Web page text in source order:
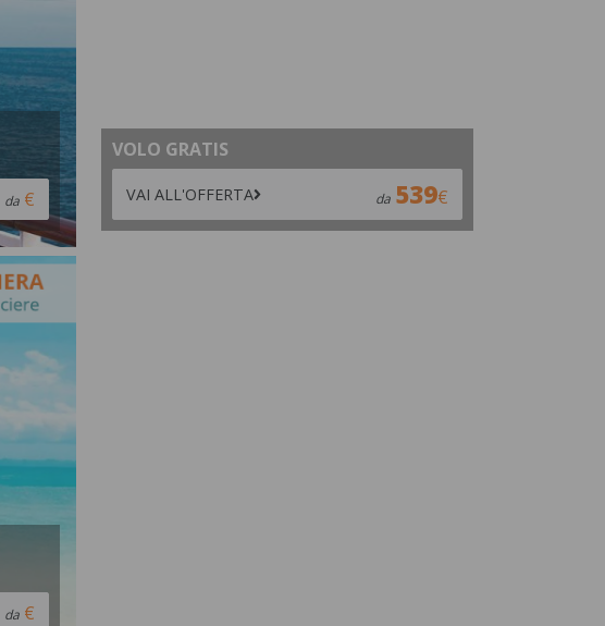
da
VOLO GRATIS
VAI ALL'OFFERTA da 539
da